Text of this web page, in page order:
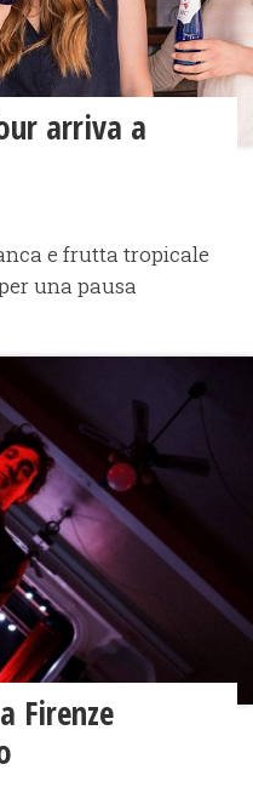
arriva a
e frutta tropicale
una pausa
Firenze